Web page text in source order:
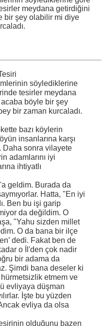
meydana getirdiğini
bir şey olabilir mi diye
söylediklerine
tesirler meydana
böyle bir şey
bir zaman kurcaladı.
bazı köylerin
insanlarına karşı
Daha sonra vilayete
adamlarını iyi
ihtiyatlı
geldim. Burada da
Hatta, "En iyi
Ben bu işi garip
da değildim. O
"Yahu sizden millet
O da bana bir ilçe
dedi. Fakat ben de
o İl'den çok nadir
bir adama da
Şimdi bana deseler ki
etmem ve
evliyaya düşman
İşte bu yüzden
evliya da olsa
olduğunu bazen